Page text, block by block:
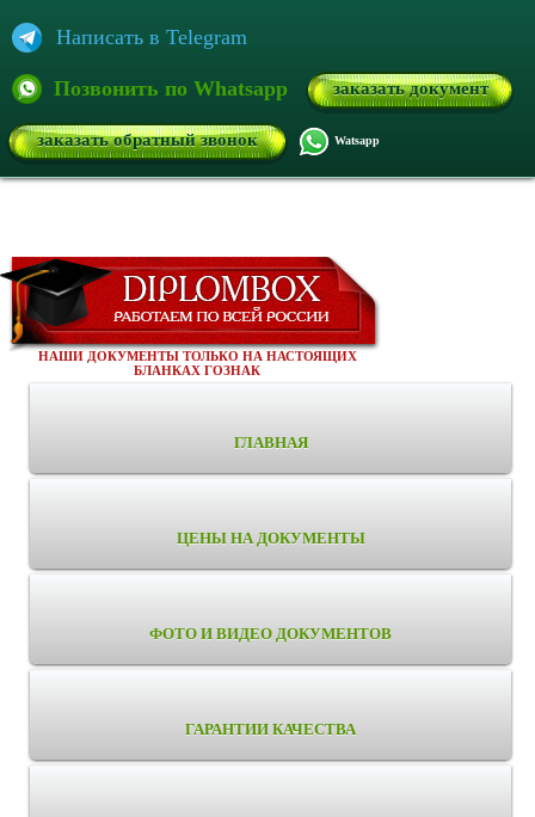
Написать в Telegram
Позвонить по Whatsapp заказать документ
заказать обратный звонок Watsapp
НАШИ ДОКУМЕНТЫ ТОЛЬКО НА НАСТОЯЩИХ
БЛАНКАХ ГОЗНАК
ГЛАВНАЯ
ЦЕНЫ НА ДОКУМЕНТЫ
ФОТО И ВИДЕО ДОКУМЕНТОВ
ГАРАНТИИ КАЧЕСТВА